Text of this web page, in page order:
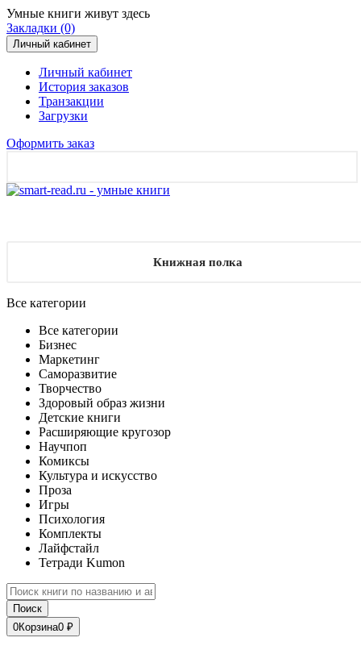
Умные книги живут здесь
Закладки (0)
Личный кабинет
Личный кабинет
История заказов
Транзакции
Загрузки
Оформить заказ
Книжная полка
Все категории
Все категории
Бизнес
Маркетинг
Саморазвитие
Творчество
Здоровый образ жизни
Детские книги
Расширяющие кругозор
Научпоп
Комиксы
Культура и искусство
Проза
Игры
Психология
Комплекты
Лайфстайл
Тетради Kumon
Поиск
0Корзина0 ₽